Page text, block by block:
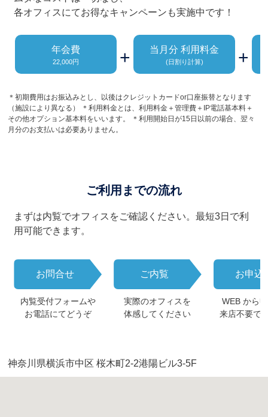
各オフィスにてお得なキャンペーンも実施中です！
年会費
22,000円 + 当月分 利用料金
(日割り計算) +
＊初期費用はお振込みとし、以後はクレジットカードor口座振替となります
（施設により異なる） ＊利用料金とは、利用料金＋管理費＋IP電話基本料＋
その他オプション基本料をいいます。 ＊利用開始日が15日以前の場合、翌々
月分のお支払いは必要ありません。
ご利用までの流れ
まずは内覧でオフィスをご確認ください。最短3日で利
用可能できます。
お問合せ
内覧受付フォームや
お電話にてどうぞ
ご内覧
実際のオフィスを
体感してください
お申込
WEB から
来店不要で
神奈川県横浜市中区 桜木町2-2港陽ビル3-5F